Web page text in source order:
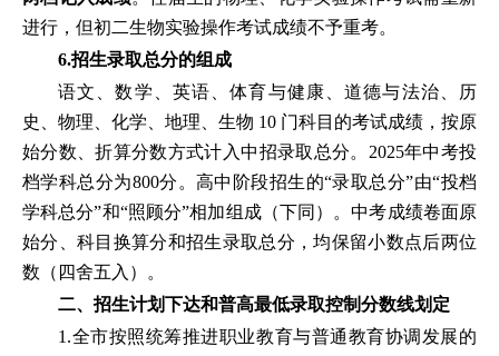
进行，但初二生物实验操作考试成绩不予重考。
6.招生录取总分的组成
语文、数学、英语、体育与健康、道德与法治、历
史、物理、化学、地理、生物 10 门科目的考试成绩，按原
始分数、折算分数方式计入中招录取总分。2025年中考投
档学科总分为800分。高中阶段招生的“录取总分”由“投档
学科总分”和“照顾分”相加组成（下同）。中考成绩卷面原
始分、科目换算分和招生录取总分，均保留小数点后两位
数（四舍五入）。
二、招生计划下达和普高最低录取控制分数线划定
1.全市按照统筹推进职业教育与普通教育协调发展的